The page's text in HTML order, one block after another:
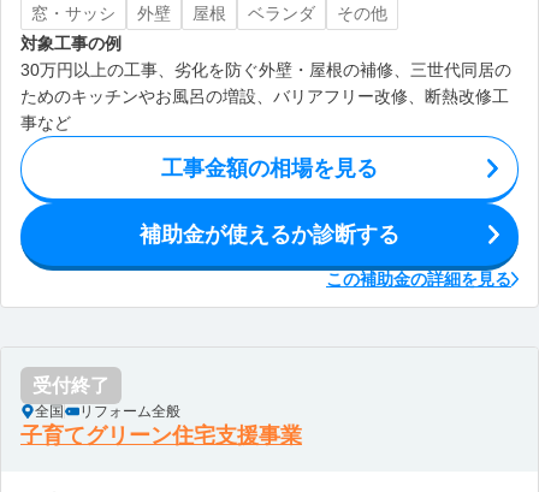
窓・サッシ
外壁 屋根 ベランダ
その他
対象工事の例
30万円以上の工事、劣化を防ぐ外壁・屋根の補修、三世代同居の
ためのキッチンやお風呂の増設、バリアフリー改修、断熱改修工
事など
工事金額の相場を見る
補助金が使えるか診断する
この補助金の詳細を見る
受付終了
全国 リフォーム全般
子育てグリーン住宅支援事業